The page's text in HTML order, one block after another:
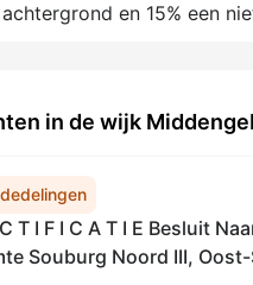
en 15% een
in de wijk
T I F I C A T I E Besluit
Souburg Noord III,